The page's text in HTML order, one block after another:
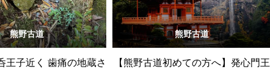
熊野古道
王子近く 歯痛の地蔵さ
熊野古道
【熊野古道初めての方へ】発心門王